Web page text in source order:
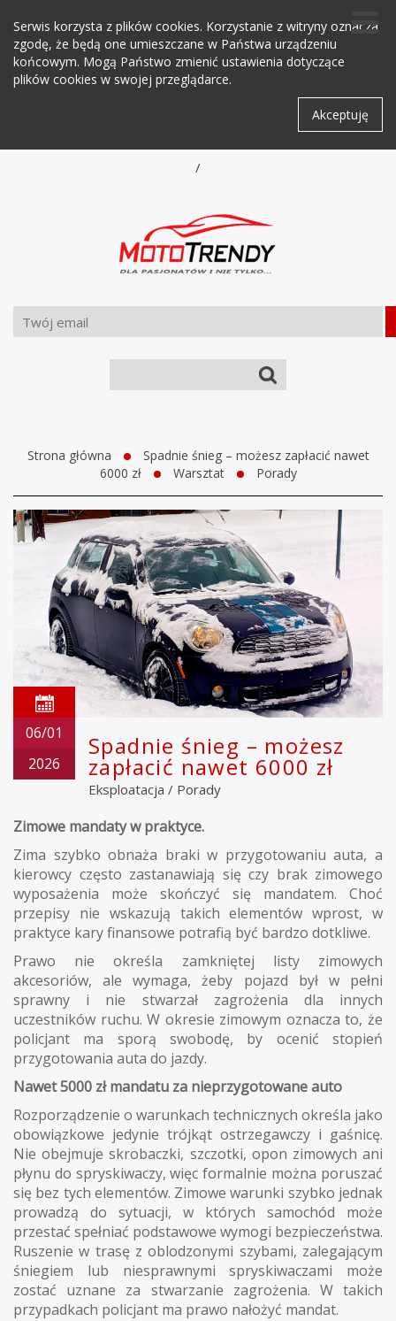
Serwis korzysta z plików cookies. Korzystanie z witryny oznacza
zgodę, że będą one umieszczane w Państwa urządzeniu
końcowym. Mogą Państwo zmienić ustawienia dotyczące
plików cookies w swojej przeglądarce.
Akceptuję
/
Strona główna
Spadnie śnieg – możesz zapłacić nawet
6000 zł
Warsztat Porady
06/01
2026
Spadnie śnieg – możesz
zapłacić nawet 6000 zł
Eksploatacja / Porady
Zimowe mandaty w praktyce.
Zima szybko obnaża braki w przygotowaniu auta, a
kierowcy często zastanawiają się czy brak zimowego
wyposażenia może skończyć się mandatem. Choć
przepisy nie wskazują takich elementów wprost, w
praktyce kary finansowe potrafią być bardzo dotkliwe.
Prawo nie określa zamkniętej listy zimowych
akcesoriów, ale wymaga, żeby pojazd był w pełni
sprawny i nie stwarzał zagrożenia dla innych
uczestników ruchu. W okresie zimowym oznacza to, że
policjant ma sporą swobodę, by ocenić stopień
przygotowania auta do jazdy.
Nawet 5000 zł mandatu za nieprzygotowane auto
Rozporządzenie o warunkach technicznych określa jako
obowiązkowe jedynie trójkąt ostrzegawczy i gaśnicę.
Nie obejmuje skrobaczki, szczotki, opon zimowych ani
płynu do spryskiwaczy, więc formalnie można poruszać
się bez tych elementów. Zimowe warunki szybko jednak
prowadzą do sytuacji, w których samochód może
przestać spełniać podstawowe wymogi bezpieczeństwa.
Ruszenie w trasę z oblodzonymi szybami, zalegającym
śniegiem lub niesprawnymi spryskiwaczami może
zostać uznane za stwarzanie zagrożenia. W takich
przypadkach policjant ma prawo nałożyć mandat.